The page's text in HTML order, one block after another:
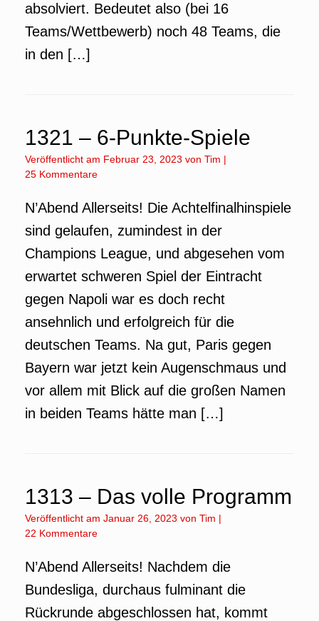
absolviert. Bedeutet also (bei 16
Teams/Wettbewerb) noch 48 Teams, die
in den […]
1321 – 6-Punkte-Spiele
Veröffentlicht am Februar 23, 2023 von Tim |
25 Kommentare
N’Abend Allerseits! Die Achtelfinalhinspiele
sind gelaufen, zumindest in der
Champions League, und abgesehen vom
erwartet schweren Spiel der Eintracht
gegen Napoli war es doch recht
ansehnlich und erfolgreich für die
deutschen Teams. Na gut, Paris gegen
Bayern war jetzt kein Augenschmaus und
vor allem mit Blick auf die großen Namen
in beiden Teams hätte man […]
1313 – Das volle Programm
Veröffentlicht am Januar 26, 2023 von Tim |
22 Kommentare
N’Abend Allerseits! Nachdem die
Bundesliga, durchaus fulminant die
Rückrunde abgeschlossen hat, kommt